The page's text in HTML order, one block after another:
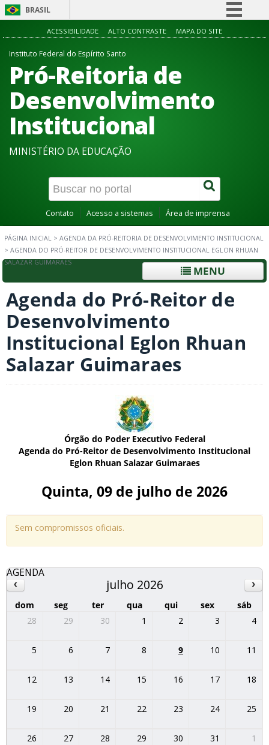
BRASIL
Simplifique!
Acesso à informação
Legislação
ACESSIBILIDADE ALTO CONTRASTE MAPA DO SITE
Instituto Federal do Espírito Santo
Pró-Reitoria de
Desenvolvimento
Institucional
MINISTÉRIO DA EDUCAÇÃO
Contato Acesso a sistemas Área de imprensa
PÁGINA INICIAL > AGENDA DA PRÓ-REITORIA DE DESENVOLVIMENTO INSTITUCIONAL
> AGENDA DO PRÓ-REITOR DE DESENVOLVIMENTO INSTITUCIONAL EGLON RHUAN
SALAZAR GUIMARAES
MENU
Agenda do Pró-Reitor de
Desenvolvimento
Institucional Eglon Rhuan
Salazar Guimaraes
Órgão do Poder Executivo Federal
Agenda do Pró-Reitor de Desenvolvimento Institucional
Eglon Rhuan Salazar Guimaraes
Quinta, 09 de julho de 2026
Sem compromissos oficiais.
AGENDA
julho 2026
dom seg ter qua qui sex
sáb
28
29 30 1 2 3 4
5 6 7 8 9 10 11
12 13 14 15 16 17 18
19 20 21 22 23 24 25
26 27 28 29 30 31 1